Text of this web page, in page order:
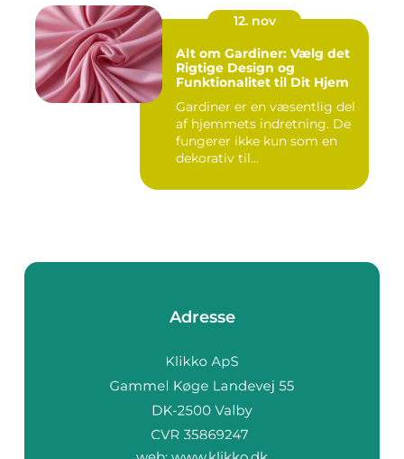
12. nov
Alt om Gardiner: Vælg det
Rigtige Design og
Funktionalitet til Dit Hjem
Gardiner er en væsentlig del
af hjemmets indretning. De
fungerer ikke kun som en
dekorativ til...
Adresse